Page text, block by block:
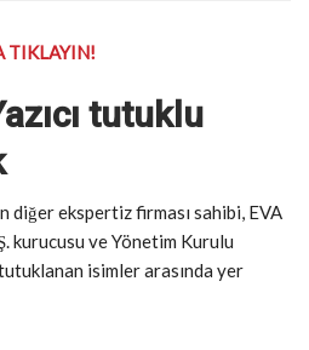
TIKLAYIN!
tutuklu
diğer ekspertiz firması sahibi, EVA
kurucusu ve Yönetim Kurulu
tutuklanan isimler arasında yer